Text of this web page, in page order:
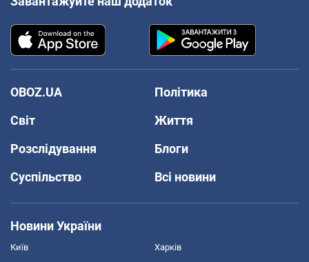
OBOZ.UA
Політика
Світ
Життя
Розслідування
Блоги
Суспільство
Всі новини
Новини України
Київ Харків